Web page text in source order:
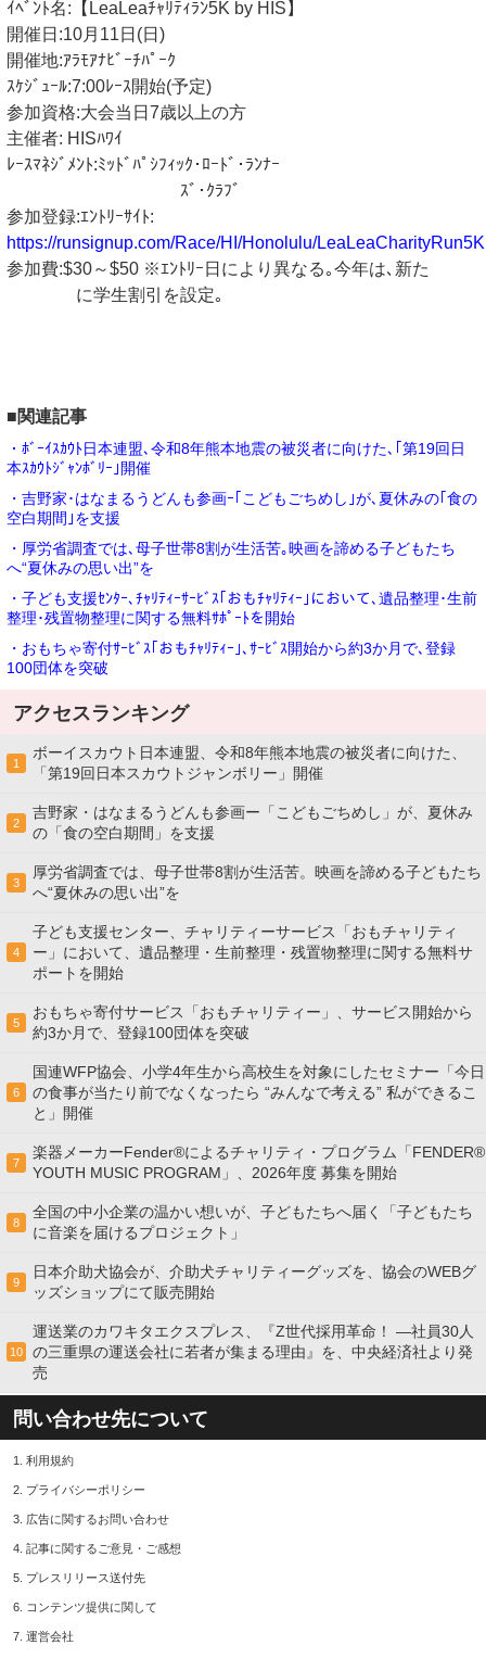
ｲﾍﾞﾝﾄ名:【LeaLeaﾁｬﾘﾃｨﾗﾝ5K by HIS】
開催日:10月11日(日)
開催地:ｱﾗﾓｱﾅﾋﾞｰﾁﾊﾟｰｸ
ｽｹｼﾞｭｰﾙ:7:00ﾚｰｽ開始(予定)
参加資格:大会当日7歳以上の方
主催者: HISﾊﾜｲ
ﾚｰｽﾏﾈｼﾞﾒﾝﾄ:ﾐｯﾄﾞﾊﾟｼﾌｨｯｸ･ﾛｰﾄﾞ･ﾗﾝﾅｰ
ｽﾞ･ｸﾗﾌﾞ
参加登録:ｴﾝﾄﾘｰｻｲﾄ:
https://runsignup.com/Race/HI/Honolulu/LeaLeaCharityRun5K
参加費:$30～$50 ※ｴﾝﾄﾘｰ日により異なる｡今年は､新た
に学生割引を設定｡
■関連記事
・ﾎﾞｰｲｽｶｳﾄ日本連盟､令和8年熊本地震の被災者に向けた､｢第19回日
本ｽｶｳﾄｼﾞｬﾝﾎﾞﾘｰ｣開催
・吉野家･はなまるうどんも参画ｰ｢こどもごちめし｣が､夏休みの｢食の
空白期間｣を支援
・厚労省調査では､母子世帯8割が生活苦｡映画を諦める子どもたち
へ“夏休みの思い出”を
・子ども支援ｾﾝﾀｰ､ﾁｬﾘﾃｨｰｻｰﾋﾞｽ｢おもﾁｬﾘﾃｨｰ｣において､遺品整理･生前
整理･残置物整理に関する無料ｻﾎﾟｰﾄを開始
・おもちゃ寄付ｻｰﾋﾞｽ｢おもﾁｬﾘﾃｨｰ｣､ｻｰﾋﾞｽ開始から約3か月で､登録
100団体を突破
アクセスランキング
1
ボーイスカウト日本連盟、令和8年熊本地震の被災者に向けた、
「第19回日本スカウトジャンボリー」開催
2
吉野家・はなまるうどんも参画ー「こどもごちめし」が、夏休み
の「食の空白期間」を支援
3
厚労省調査では、母子世帯8割が生活苦。映画を諦める子どもたち
へ“夏休みの思い出”を
4
子ども支援センター、チャリティーサービス「おもチャリティ
ー」において、遺品整理・生前整理・残置物整理に関する無料サ
ポートを開始
5
おもちゃ寄付サービス「おもチャリティー」、サービス開始から
約3か月で、登録100団体を突破
6
国連WFP協会、小学4年生から高校生を対象にしたセミナー「今日
の食事が当たり前でなくなったら “みんなで考える” 私ができるこ
と」開催
7
楽器メーカーFender®によるチャリティ・プログラム「FENDER®︎
YOUTH MUSIC PROGRAM」、2026年度 募集を開始
8
全国の中小企業の温かい想いが、子どもたちへ届く「子どもたち
に音楽を届けるプロジェクト」
9
日本介助犬協会が、介助犬チャリティーグッズを、協会のWEBグ
ッズショップにて販売開始
10
運送業のカワキタエクスプレス、『Z世代採用革命！ ―社員30人
の三重県の運送会社に若者が集まる理由』を、中央経済社より発
売
問い合わせ先について
1. 利用規約
2. プライバシーポリシー
3. 広告に関するお問い合わせ
4. 記事に関するご意見・ご感想
5. プレスリリース送付先
6. コンテンツ提供に関して
7. 運営会社